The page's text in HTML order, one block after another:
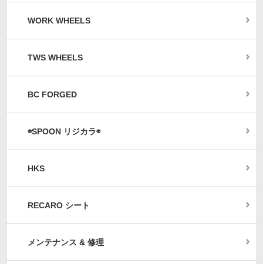
WORK WHEELS
TWS WHEELS
BC FORGED
◉SPOON リジカラ◉
HKS
RECARO シート
メンテナンス & 修理